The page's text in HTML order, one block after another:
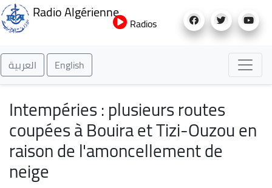
au
Radio Algérienne
Radios
العربية English
Intempéries : plusieurs routes
coupées à Bouira et Tizi-Ouzou en
raison de l'amoncellement de
neige